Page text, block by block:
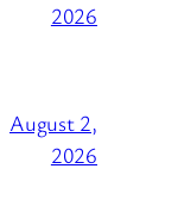
2026
August 2,
2026